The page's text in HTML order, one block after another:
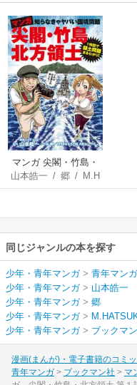
マンガ 尖閣・竹島・
北方領土【分冊版】
山本皓一 /郷 / M.H
ATSUKARI
同じジャンルの本を探す
少年・青年マンガ> 青年マンガ
少年・青年マンガ> 山本皓一
少年・青年マンガ> 郷
少年・青年マンガ>
少年・青年マンガ> ブックマ
漫画(まんが)・電子書籍のコミ
青年マンガ
ブックマン社 マ